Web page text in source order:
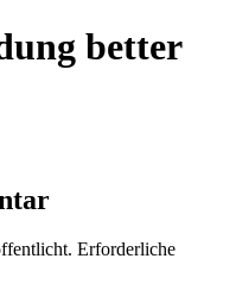
better
Erforderliche